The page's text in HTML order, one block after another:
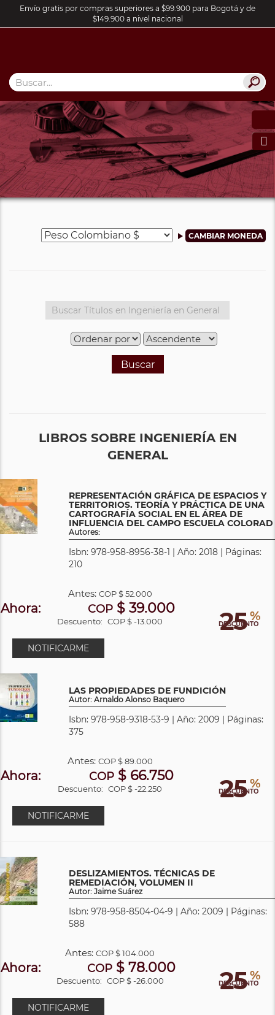
Envío gratis por compras superiores a $99.900 para Bogotá y de
$149.900 a nivel nacional

Buscar
LIBROS SOBRE INGENIERÍA EN
GENERAL
REPRESENTACIÓN GRÁFICA DE ESPACIOS Y
TERRITORIOS. TEORÍA Y PRÁCTICA DE UNA
CARTOGRAFÍA SOCIAL EN EL ÁREA DE
INFLUENCIA DEL CAMPO ESCUELA COLORAD
Autores:
Isbn: 978-958-8956-38-1 | Año: 2018 | Páginas:
210
25 %
DESCUENTO
Antes: COP$ 52.000
Ahora: COP $ 39.000
Descuento: COP $ -13.000
NOTIFICARME
LAS PROPIEDADES DE FUNDICIÓN
Autor: Arnaldo Alonso Baquero
Isbn: 978-958-9318-53-9 | Año: 2009 | Páginas:
375
25 %
DESCUENTO
Antes: COP$ 89.000
Ahora: COP $ 66.750
Descuento: COP $ -22.250
NOTIFICARME
DESLIZAMIENTOS. TÉCNICAS DE
REMEDIACIÓN, VOLUMEN II
Autor: Jaime Suárez
Isbn: 978-958-8504-04-9 | Año: 2009 | Páginas:
588
25 %
DESCUENTO
Antes:COP$ 104.000
Ahora: COP $ 78.000
Descuento: COP $ -26.000
NOTIFICARME